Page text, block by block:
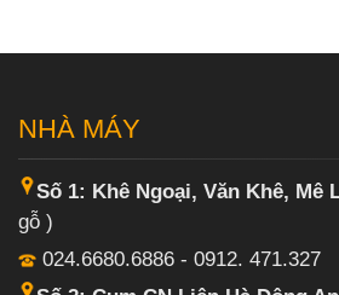
NHÀ MÁY
Số 1: Khê Ngoại, Văn Khê, Mê
gỗ )
024.6680.6886 - 0912. 471.327